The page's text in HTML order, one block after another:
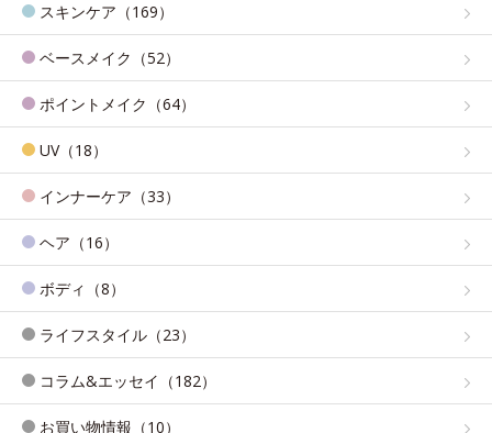
スキンケア（169）
ベースメイク（52）
ポイントメイク（64）
UV（18）
インナーケア（33）
ヘア（16）
ボディ（8）
ライフスタイル（23）
コラム&エッセイ（182）
お買い物情報（10）